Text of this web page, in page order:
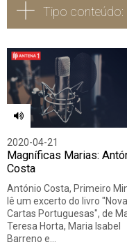
Tipo conteúdo:
Todos Vídeo
2020-04-21
Magníficas Marias:
Costa
António Costa, Primeiro
lê um excerto do livro
Cartas Portuguesas", de
Teresa Horta, Maria Isabel
Barreno e…